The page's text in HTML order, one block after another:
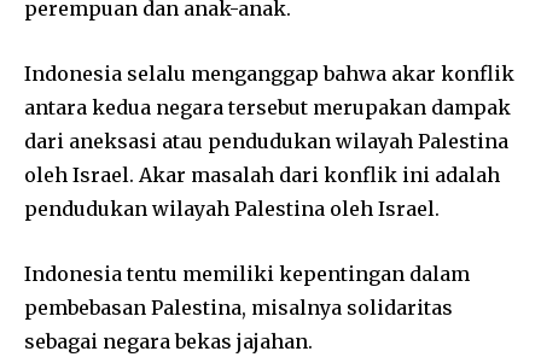
perempuan dan anak-anak.
Indonesia selalu menganggap bahwa akar konflik
antara kedua negara tersebut merupakan dampak
dari aneksasi atau pendudukan wilayah Palestina
oleh Israel. Akar masalah dari konflik ini adalah
pendudukan wilayah Palestina oleh Israel.
Indonesia tentu memiliki kepentingan dalam
pembebasan Palestina, misalnya solidaritas
sebagai negara bekas jajahan.